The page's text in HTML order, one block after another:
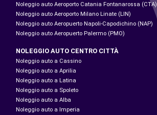
Noleggio auto Aeroporto Catania Fontanarossa (CTA)
Noleggio auto Aeroporto Milano Linate (LIN)
Noleggio auto Aeropuerto Napoli-Capodichino (NAP)
Noleggio auto Aeropuerto Palermo (PMO)
NOLEGGIO AUTO CENTRO CITTÀ
Noleggio auto a Cassino
Noleggio auto a Aprilia
Noleggio auto a Latina
Noleggio auto a Spoleto
Noleggio auto a Alba
Noleggio auto a Imperia